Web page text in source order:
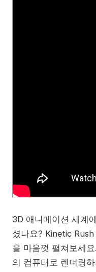
3D 애니메이션 세계
셨나요? Kinetic
을 마음껏 펼쳐보세
의 컴퓨터로 렌더링